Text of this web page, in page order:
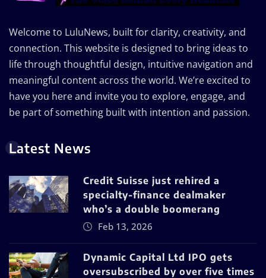
Welcome to LuluNews, built for clarity, creativity, and
connection. This website is designed to bring ideas to
life through thoughtful design, intuitive navigation and
meaningful content across the world. We’re excited to
have you here and invite you to explore, engage, and
be part of something built with intention and passion.
Latest News
Credit Suisse just rehired a
specialty-finance dealmaker
who’s a double boomerang
Feb 13, 2026
Dynamic Capital Ltd IPO gets
oversubscribed by over five times